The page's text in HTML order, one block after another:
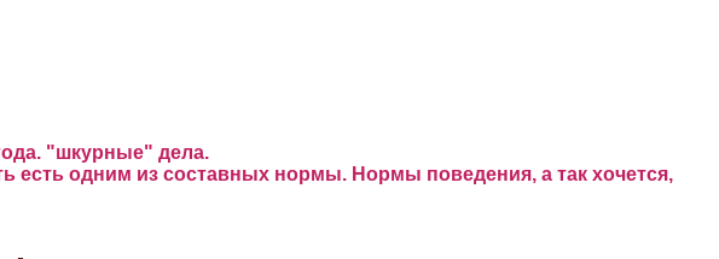
"шкурные" дела.
есть одним из составных нормы. Нормы поведения, а так хочется,